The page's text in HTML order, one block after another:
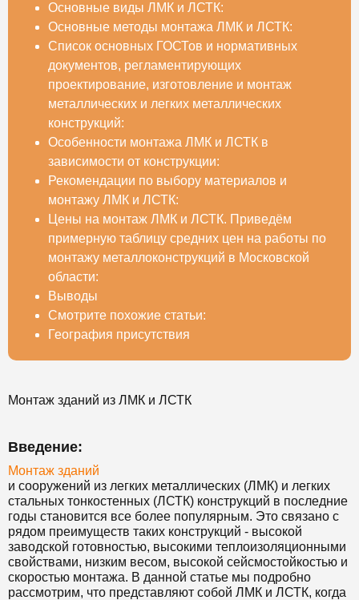
Основные виды ЛМК и ЛСТК:
Основные методы монтажа ЛМК и ЛСТК:
Список основных ГОСТов и нормативных
документов, регламентирующих
проектирование, изготовление и монтаж
металлических и легких металлических
конструкций:
Особенности монтажа ЛМК и ЛСТК в
зависимости от конструкции:
Рекомендации по выбору материалов и
монтажу ЛМК и ЛСТК:
Цены на монтаж ЛМК и ЛСТК. Приведём
примерную таблицу средних цен на работы по
монтажу металлоконструкций в Московской
области:
Выводы
Смотрите похожие статьи:
География присутствия
Монтаж зданий из ЛМК и ЛСТК
Введение:
Монтаж зданий
и сооружений из легких металлических (ЛМК) и легких
стальных тонкостенных (ЛСТК) конструкций в последние
годы становится все более популярным. Это связано с
рядом преимуществ таких конструкций - высокой
заводской готовностью, высокими теплоизоляционными
свойствами, низким весом, высокой сейсмостойкостью и
скоростью монтажа. В данной статье мы подробно
рассмотрим, что представляют собой ЛМК и ЛСТК, когда